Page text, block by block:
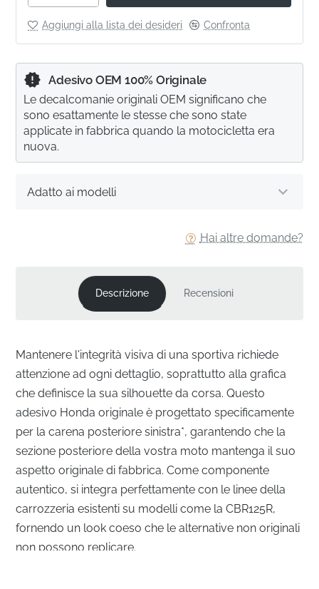
Aggiungi alla lista dei desideri Confronta
Hai altre domande?
Adatto ai modelli
Adesivo OEM 100% Originale
Le decalcomanie originali OEM significano che
sono esattamente le stesse che sono state
applicate in fabbrica quando la motocicletta era
nuova.
Descrizione Recensioni
Mantenere l'integrità visiva di una sportiva richiede
attenzione ad ogni dettaglio, soprattutto alla grafica
che definisce la sua silhouette da corsa. Questo
adesivo Honda originale è progettato specificamente
per la carena posteriore sinistra*, garantendo che la
sezione posteriore della vostra moto mantenga il suo
aspetto originale di fabbrica. Come componente
autentico, si integra perfettamente con le linee della
carrozzeria esistenti su modelli come la CBR125R,
fornendo un look coeso che le alternative non originali
non possono replicare.